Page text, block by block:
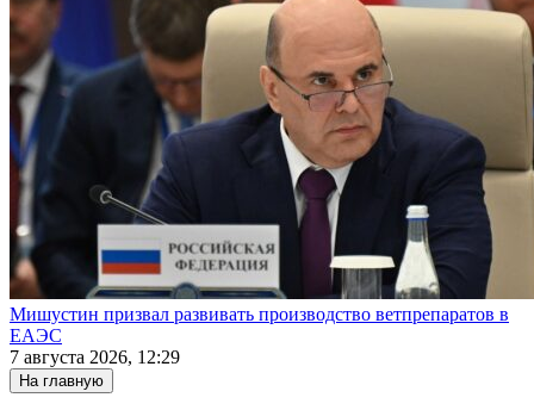
Мишустин призвал развивать производство ветпрепаратов в
ЕАЭС
7 августа 2026, 12:29
На главную